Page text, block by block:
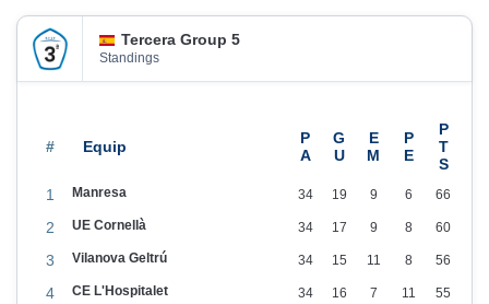
e
d
Tercera Group 5
Standings
#
1 Manresa 34 19 9 6 66
2 UE Cornellà 34 17 9 8 60
3 Vilanova Geltrú 34 15 11 8 56
4 CE L'Hospitalet 34 16 7 11 55